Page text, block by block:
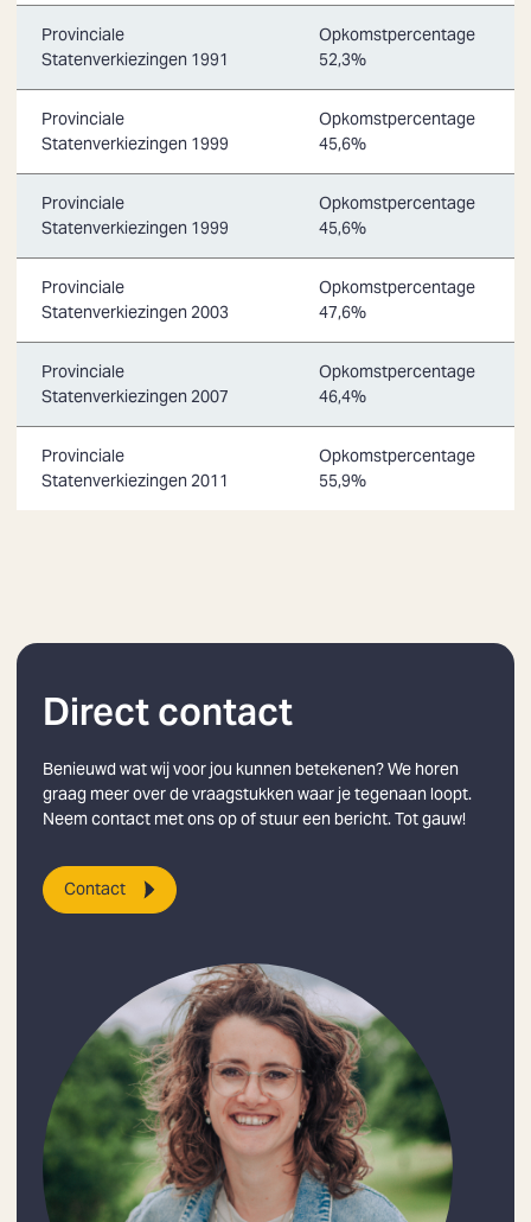
Provinciale
Statenverkiezingen 1991
Opkomstpercentage
52,3%
Provinciale
Statenverkiezingen 1999
Opkomstpercentage
45,6%
Provinciale
Statenverkiezingen 1999
Opkomstpercentage
45,6%
Provinciale
Statenverkiezingen 2003
Opkomstpercentage
47,6%
Provinciale
Statenverkiezingen 2007
Opkomstpercentage
46,4%
Provinciale
Statenverkiezingen 2011
Opkomstpercentage
55,9%
Direct contact
Benieuwd wat wij voor jou kunnen betekenen? We horen
graag meer over de vraagstukken waar je tegenaan loopt.
Neem contact met ons op of stuur een bericht. Tot gauw!
Contact
Zoeken